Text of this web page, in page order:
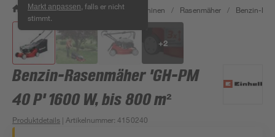
Markt anpassen , falls er nicht
stimmt.
/ Garten & Freizeit / Gartenmaschinen / Rasenmäher / Benzin-
+2
Benzin-Rasenmäher 'GH-PM
40 P' 1600 W, bis 800 m²
Produktdetails | Artikelnummer:4150240